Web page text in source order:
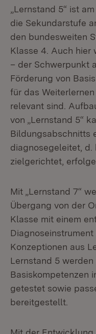
„Lernstand 5“ ist
die Sekundarstufe
den bundesweiten
Klasse 4. Auch hier
– der Schwerpunkt
Förderung von
für das
relevant sind.
von „Lernstand 5“
Bildungsabschnitts
diagnosegeleitet, d.
zielgerichtet,
Mit „Lernstand 7“
Übergang von der
Klasse mit einem
Konzeptionen aus
Lernstand 5
Basiskompetenzen
getestet sowie
bereitgestellt.